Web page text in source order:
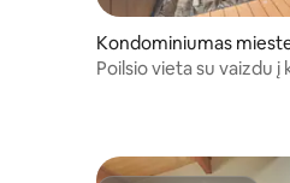
Kondominiumas mieste
staff
Poilsio vieta su vaizdu į